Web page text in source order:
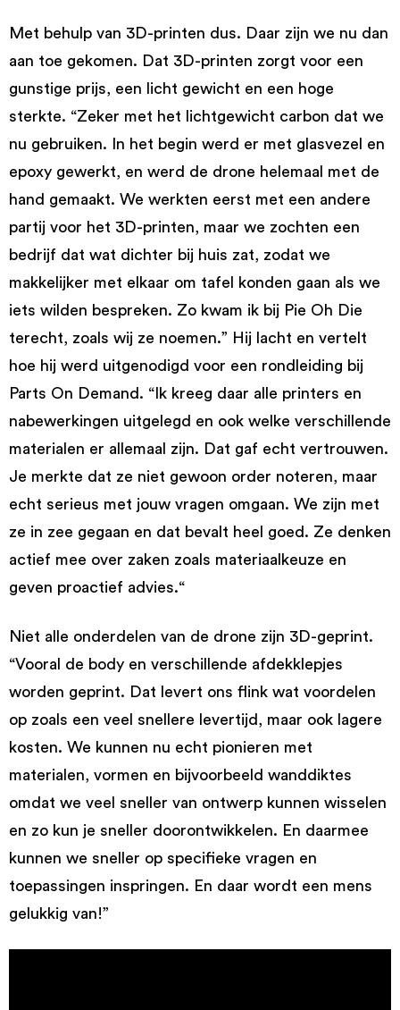
Met behulp van 3D-printen dus. Daar zijn we nu dan
aan toe gekomen. Dat 3D-printen zorgt voor een
gunstige prijs, een licht gewicht en een hoge
sterkte. “Zeker met het lichtgewicht carbon dat we
nu gebruiken. In het begin werd er met glasvezel en
epoxy gewerkt, en werd de drone helemaal met de
hand gemaakt. We werkten eerst met een andere
partij voor het 3D-printen, maar we zochten een
bedrijf dat wat dichter bij huis zat, zodat we
makkelijker met elkaar om tafel konden gaan als we
iets wilden bespreken. Zo kwam ik bij Pie Oh Die
terecht, zoals wij ze noemen.” Hij lacht en vertelt
hoe hij werd uitgenodigd voor een rondleiding bij
Parts On Demand. “Ik kreeg daar alle printers en
nabewerkingen uitgelegd en ook welke verschillende
materialen er allemaal zijn. Dat gaf echt vertrouwen.
Je merkte dat ze niet gewoon order noteren, maar
echt serieus met jouw vragen omgaan. We zijn met
ze in zee gegaan en dat bevalt heel goed. Ze denken
actief mee over zaken zoals materiaalkeuze en
geven proactief advies.“
Niet alle onderdelen van de drone zijn 3D-geprint.
“Vooral de body en verschillende afdekklepjes
worden geprint. Dat levert ons flink wat voordelen
op zoals een veel snellere levertijd, maar ook lagere
kosten. We kunnen nu echt pionieren met
materialen, vormen en bijvoorbeeld wanddiktes
omdat we veel sneller van ontwerp kunnen wisselen
en zo kun je sneller doorontwikkelen. En daarmee
kunnen we sneller op specifieke vragen en
toepassingen inspringen. En daar wordt een mens
gelukkig van!”